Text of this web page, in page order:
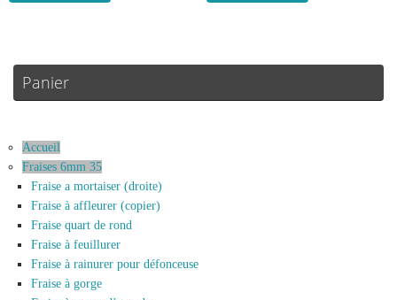
Panier
Accueil
Fraises 6mm 35
Fraise a mortaiser (droite)
Fraise à affleurer (copier)
Fraise quart de rond
Fraise à feuillurer
Fraise à rainurer pour défonceuse
Fraise à gorge